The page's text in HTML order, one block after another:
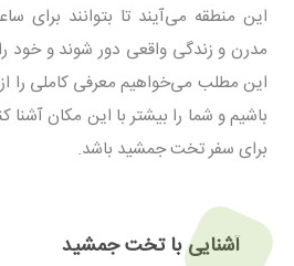
این منطقه می‌آیند تا بتوانند برای
مدرن و زندگی واقعی دور شوند و خود
این مطلب می‌خواهیم معرفی کاملی را
باشیم و شما را بیشتر با این مکان
برای سفر تخت جمشید باشد.
آشنایی با تخت جمشید